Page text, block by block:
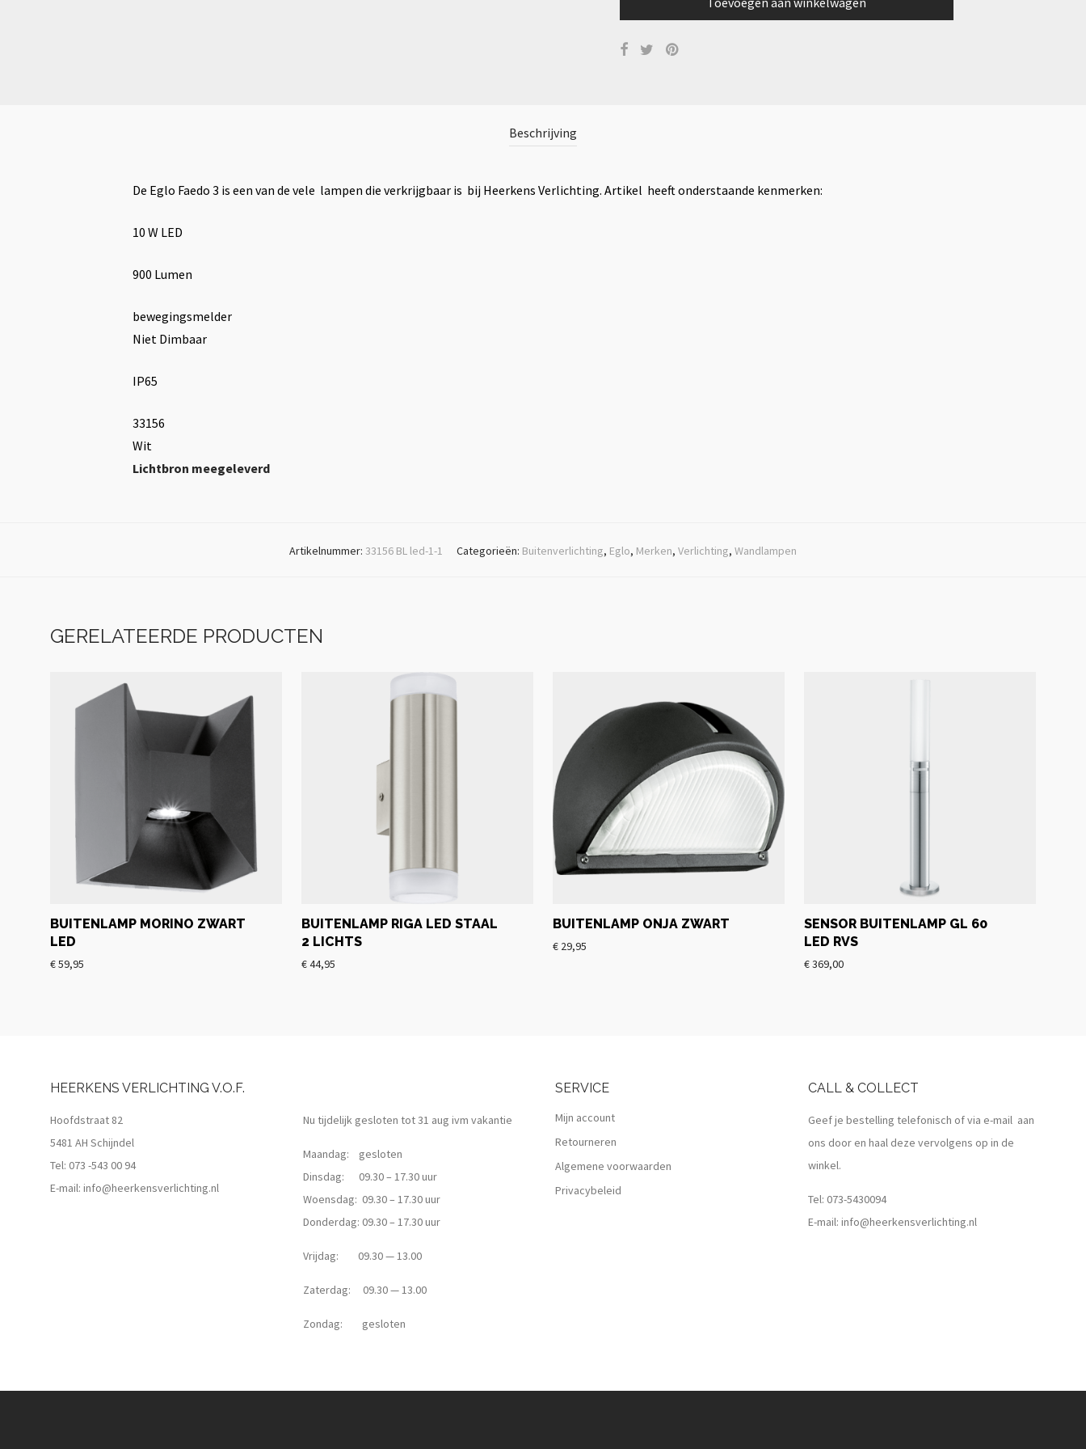
Beschrijving
De Eglo Faedo 3 is een van de vele lampen die verkrijgbaar is bij Heerkens Verlichting. Artikel heeft onderstaande kenmerken:
10 W LED
900 Lumen
bewegingsmelder
Niet Dimbaar
IP65
33156
Wit
Lichtbron meegeleverd
Artikelnummer: 33156 BL led-1-1 Categorieën: Buitenverlichting, Eglo, Merken, Verlichting, Wandlampen
GERELATEERDE PRODUCTEN
BUITENLAMP MORINO ZWART
LED
€59,95
BUITENLAMP RIGA LED STAAL
2 LICHTS
€44,95
BUITENLAMP ONJA ZWART
€ 29,95
SENSOR BUITENLAMP GL 60
LED RVS
€369,00
HEERKENS VERLICHTING V.O.F.
Hoofdstraat 82
5481 AH Schijndel
Tel: 073 -543 00 94
E-mail: info@heerkensverlichting.nl
Nu tijdelijk gesloten tot 31 aug ivm vakantie
Maandag: gesloten
Dinsdag: 09.30 – 17.30 uur
Woensdag: 09.30 – 17.30 uur
Donderdag: 09.30 – 17.30 uur
Vrijdag: 09.30 — 13.00
Zaterdag: 09.30 — 13.00
Zondag: gesloten
SERVICE
Mijn account
Retourneren
Algemene voorwaarden
Privacybeleid
CALL & COLLECT
Geef je bestelling telefonisch of via e-mail aan
ons door en haal deze vervolgens op in de
winkel.
Tel: 073-5430094
E-mail: info@heerkensverlichting.nl